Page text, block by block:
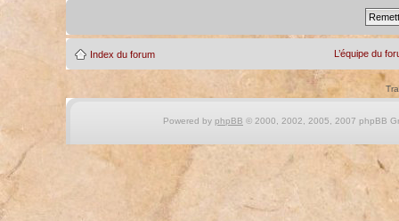
Index du forum L’équipe du
Powered by phpBB © 2000, 2002, 2005, 2007 phpBB